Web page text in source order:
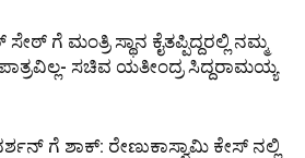
ಸೇಠ್ ಗೆ ಮಂತ್ರಿ ಸ್ಥಾನ ಕೈತಪ್ಪಿದ್ದರಲ್ಲಿ ನಮ್ಮ
ಸಚಿವ ಯತೀಂದ್ರ ಸಿದ್ದರಾಮಯ್ಯ
​​ಗೆ ಶಾಕ್: ರೇಣುಕಾಸ್ವಾಮಿ ಕೇಸ್ ​​ನಲ್ಲಿ